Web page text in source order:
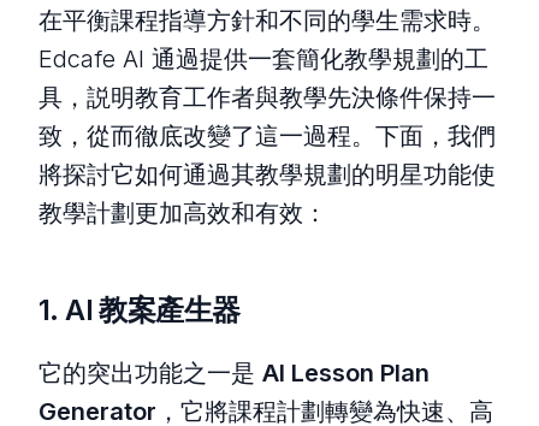
在平衡課程指導方針和不同的學生需求時。
Edcafe AI 通過提供一套簡化教學規劃的工
具，説明教育工作者與教學先決條件保持一
致，從而徹底改變了這一過程。下面，我們
將探討它如何通過其教學規劃的明星功能使
教學計劃更加高效和有效：
1.AI 教案產生器
它的突出功能之一是 AI Lesson Plan
Generator ，它將課程計劃轉變為快速、高